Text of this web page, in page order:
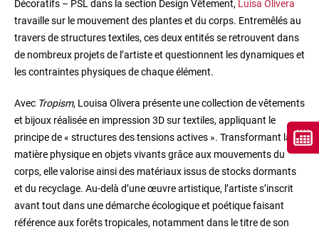
Décoratifs – PSL dans la section Design Vêtement, Luisa Olivera
travaille sur le mouvement des plantes et du corps. Entremêlés au
travers de structures textiles, ces deux entités se retrouvent dans
de nombreux projets de l’artiste et questionnent les dynamiques et
les contraintes physiques de chaque élément.
Avec Tropism, Louisa Olivera présente une collection de vêtements
et bijoux réalisée en impression 3D sur textiles, appliquant le
principe de « structures des tensions actives ». Transformant la
matière physique en objets vivants grâce aux mouvements du
corps, elle valorise ainsi des matériaux issus de stocks dormants
et du recyclage. Au-delà d’une œuvre artistique, l’artiste s’inscrit
avant tout dans une démarche écologique et poétique faisant
référence aux forêts tropicales, notamment dans le titre de son